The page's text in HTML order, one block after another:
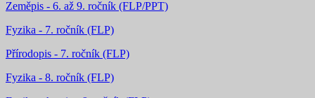
Zeměpis - 6. až 9. ročník (FLP/PPT)
Fyzika - 7. ročník (FLP)
Přírodopis - 7. ročník (FLP)
Fyzika - 8. ročník (FLP)